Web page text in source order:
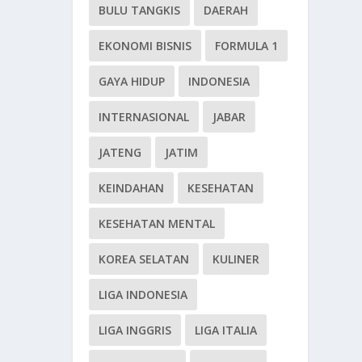
BULU TANGKIS DAERAH
EKONOMI BISNIS FORMULA 1
GAYA HIDUP INDONESIA
INTERNASIONAL JABAR
JATENG JATIM
KEINDAHAN KESEHATAN
KESEHATAN MENTAL
KOREA SELATAN KULINER
LIGA INDONESIA
LIGA INGGRIS LIGA ITALIA